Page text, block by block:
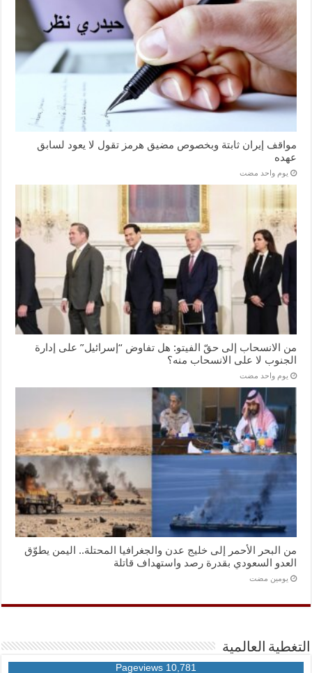
مواقف إيران ثابتة وبخصوص مضيق هرمز تقول لا يعود لسابق
عهده
‏يوم واحد مضت
من الانسحاب إلى حقّ الفيتو: هل تفاوض “إسرائيل” على إدارة
الجنوب لا على الانسحاب منه؟
‏يوم واحد مضت
من البحر الأحمر إلى خليج عدن والجغرافيا المحتلة.. اليمن يطوّق
العدو السعودي بقدرة رصد واستهداف قاتلة
‏يومين مضت
التغطية العالمية
10,781 Pageviews